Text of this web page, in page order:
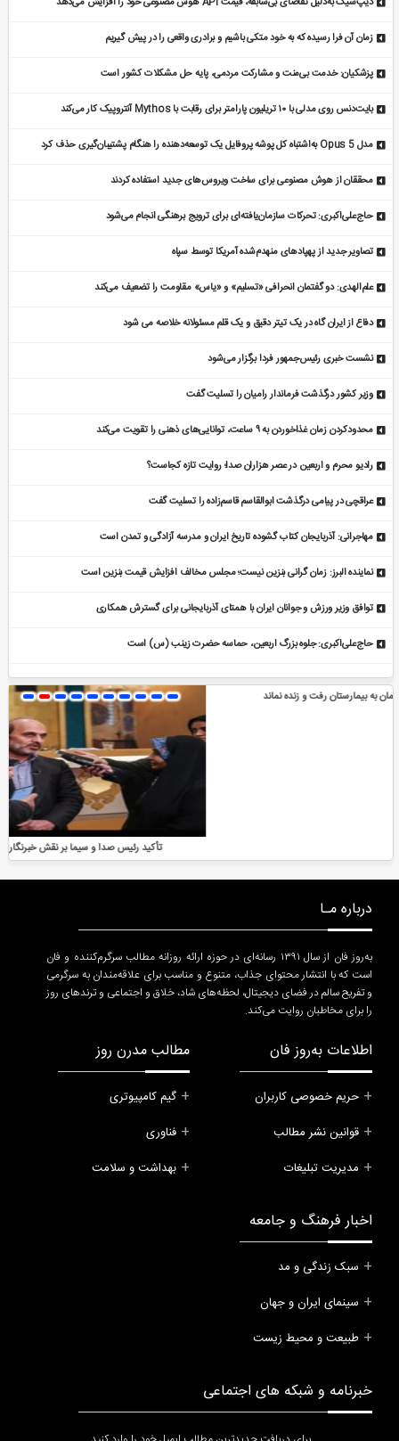
زمان آن فرا رسیده که به خود متکی باشیم و برادری واقعی را در پیش گیریم
پزشکیان: خدمت بی‌منت و مشارکت مردمی، پایه حل مشکلات کشور است
بایت‌دنس روی مدلی با ۱۰ تریلیون پارامتر برای رقابت با Mythos آنتروپیک کار می‌کند
مدل Opus 5 به‌اشتباه کل پوشه پروفایل یک توسعه‌دهنده را هنگام پشتیبان‌گیری حذف کرد
محققان از هوش مصنوعی برای ساخت ویروس‌های جدید استفاده کردند
حاج‌علی‌اکبری: تحرکات سازمان‌یافته‌ای برای ترویج برهنگی انجام می‌شود
تصاویر جدید از پهپادهای منهدم‌شده آمریکا توسط سپاه
علم‌الهدی: دو گفتمان انحرافی «تسلیم» و «یاس» مقاومت را تضعیف می‌کند
دفاع از ایران گاه در یک تیتر دقیق و یک قلم مسئولانه خلاصه می شود
نشست خبری رئیس‌جمهور فردا برگزار می‌شود
وزیر کشور درگذشت فرماندار رامیان را تسلیت گفت
محدودکردن زمان غذاخوردن به ۹ ساعت، توانایی‌های ذهنی را تقویت می‌کند
رادیو محرم و اربعین در عصر هزاران صدا؛ روایت تازه کجاست؟
عراقچی در پیامی درگذشت ابوالقاسم قاسم‌زاده را تسلیت گفت
مهاجرانی: آذربایجان کتاب گشوده تاریخ ایران و مدرسه آزادگی و تمدن است
نماینده البرز: زمان گرانی بنزین نیست؛ مجلس مخالف افزایش قیمت بنزین است
توافق وزیر ورزش و جوانان ایران با همتای آذربایجانی برای گسترش همکاری
حاج‌علی‌اکبری: جلوه بزرگ اربعین، حماسه حضرت زینب (س) است
تأکید رئیس صدا و سیما بر نقش خبرنگاران در روایت حقیقت و دفاع از آگاهی
درباره مـا
به‌روز فان از سال ۱۳۹۱ رسانه‌ای در حوزه ارائه روزانه مطالب سرگرم‌کننده و فان
است که با انتشار محتوای جذاب، متنوع و مناسب برای علاقه‌مندان به سرگرمی
و تفریح سالم در فضای دیجیتال، لحظه‌های شاد، خلاق و اجتماعی و ترندهای روز
را برای مخاطبان روایت می‌کند.
اطلاعات به‌روز فان
حریم خصوصی کاربران
قوانین نشر مطالب
مدیریت تبلیغات
مطالب مدرن روز
گیم کامپیوتری
فناوری
بهداشت و سلامت
اخبار فرهنگ و جامعه
سبک زندگی و مد
سینمای ایران و جهان
طبیعت و محیط زیست
خبرنامه و شبکه های اجتماعی